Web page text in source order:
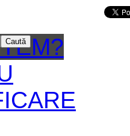
Caută